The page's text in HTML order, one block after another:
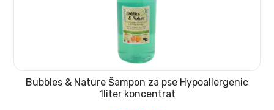
Bubbles & Nature Šampon za pse Hypoallergenic
1liter koncentrat